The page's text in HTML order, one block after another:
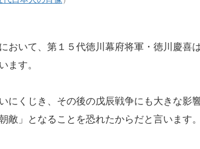
いて、第１５代徳川幕府将軍・徳川慶喜
ます。
にくじき、その後の戊辰戦争にも大きな影
」となることを恐れたからだと言います。